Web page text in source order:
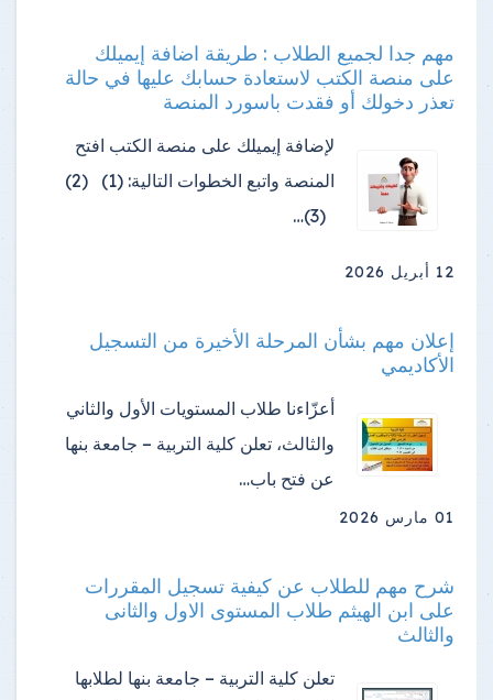
مهم جدا لجميع الطلاب : طريقة اضافة إيميلك
على منصة الكتب لاستعادة حسابك عليها في حالة
تعذر دخولك أو فقدت باسورد المنصة
لإضافة إيميلك على منصة الكتب افتح
المنصة واتبع الخطوات التالية: (1) (2)
(3)…
12 أبريل 2026
إعلان مهم بشأن المرحلة الأخيرة من التسجيل
الأكاديمي
أعزّاءنا طلاب المستويات الأول والثاني
والثالث، تعلن كلية التربية – جامعة بنها
عن فتح باب…
01 مارس 2026
شرح مهم للطلاب عن كيفية تسجيل المقررات
على ابن الهيثم طلاب المستوى الاول والثانى
والثالث
تعلن كلية التربية – جامعة بنها لطلابها